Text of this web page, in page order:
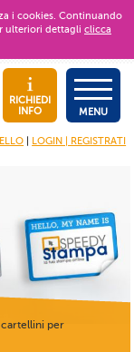
i cookies. Continuando
ulteriori dettagli clicca
RICHIEDI
INFO
MENU
LOGIN | REGISTRATI
cartellini per